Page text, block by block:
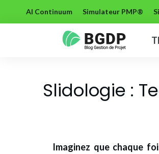
AI Continuum Simulateur PMP®
Slidologie :
Imaginez que chaque